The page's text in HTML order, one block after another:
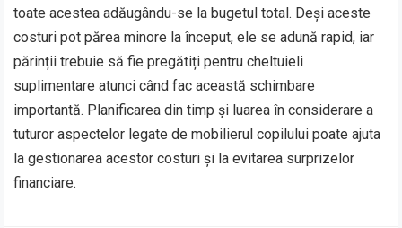
toate acestea adăugându-se la bugetul total. Deși aceste
costuri pot părea minore la început, ele se adună rapid, iar
părinții trebuie să fie pregătiți pentru cheltuieli
suplimentare atunci când fac această schimbare
importantă. Planificarea din timp și luarea în considerare a
tuturor aspectelor legate de mobilierul copilului poate ajuta
la gestionarea acestor costuri și la evitarea surprizelor
financiare.